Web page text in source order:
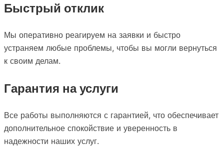
Быстрый отклик
Мы оперативно реагируем на заявки и быстро
устраняем любые проблемы, чтобы вы могли вернуться
к своим делам.
Гарантия на услуги
Все работы выполняются с гарантией, что обеспечивает
дополнительное спокойствие и уверенность в
надежности наших услуг.